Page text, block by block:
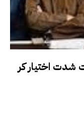
شدت اختیار کر